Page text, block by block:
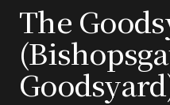
关于我们
The